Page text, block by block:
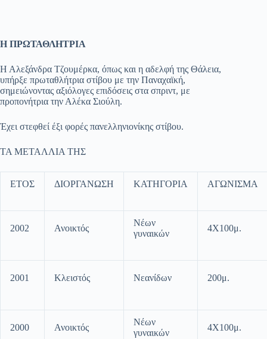
Η ΠΡΩΤΑΘΛΗΤΡΙΑ
Η Αλεξάνδρα Τζουμέρκα, όπως και η αδελφή της Θάλεια,
υπήρξε πρωταθλήτρια στίβου με την Παναχαϊκή,
σημειώνοντας αξιόλογες επιδόσεις στα σπριντ, με
προπονήτρια την Αλέκα Σιούλη.
Έχει στεφθεί έξι φορές πανελληνιονίκης στίβου.
ΤΑ ΜΕΤΑΛΛΙΑ ΤΗΣ
ΕΤΟΣ ΔΙΟΡΓΑΝΩΣΗ ΚΑΤΗΓΟΡΙΑ ΑΓΩΝΙΣΜΑ
2002 Ανοικτός
Νέων
γυναικών
4Χ100μ.
2001 Κλειστός Νεανίδων 200μ.
2000 Ανοικτός
Νέων
γυναικών
4Χ100μ.